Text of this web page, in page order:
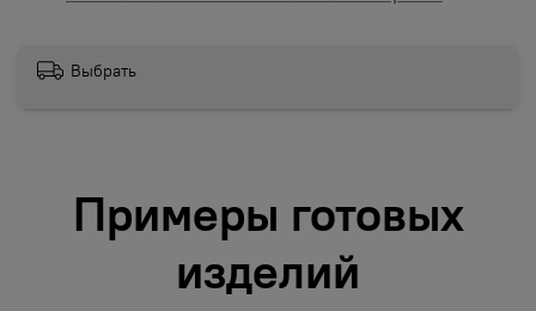
Выбрать
Примеры готовых
изделий